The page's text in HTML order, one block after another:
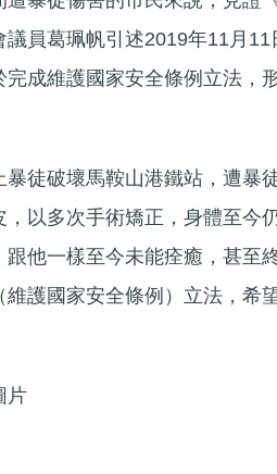
議員葛珮帆引述2019年11月
成維護國家安全條例立法，
暴徒破壞馬鞍山港鐵站，遭暴
，以多次手術矯正，身體至今
跟他一樣至今未能痊癒，甚至
護國家安全條例）立法，希
片